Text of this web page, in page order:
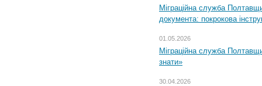
Міграційна служба
документа: покрокова
01.05.2026
Міграційна служба
знати»
30.04.2026